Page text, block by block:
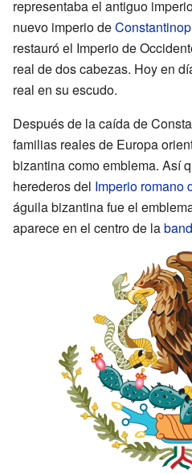
representaba el antiguo
nuevo imperio de
restauró el Imperio de
real de dos cabezas. Hoy en
real en su escudo.
Después de la caída de
familias reales de Europa
bizantina como emblema. Así
herederos del Imperio romano
águila bizantina fue el
aparece en el centro de la